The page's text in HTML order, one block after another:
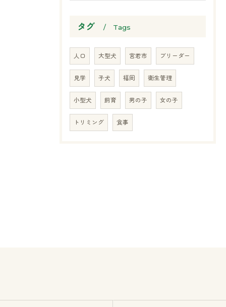
タグ Tags
人口 大型犬 宮若市 ブリーダー
見学 子犬 福岡 衛生管理
小型犬 飼育 男の子 女の子
トリミング 食事